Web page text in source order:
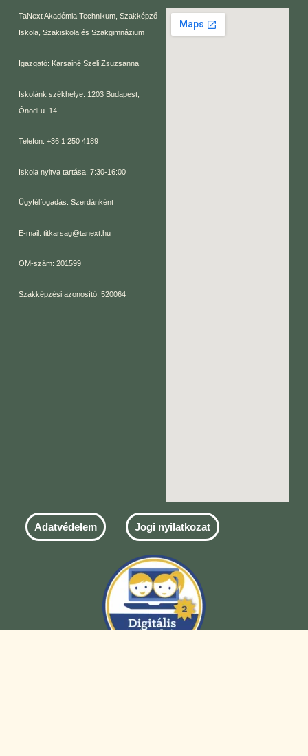
TaNext Akadémia Technikum, Szakképző
Iskola, Szakiskola és Szakgimnázium
Igazgató: Karsainé Szeli Zsuzsanna
Iskolánk székhelye: 1203 Budapest,
Ónodi u. 14.
Telefon: +36 1 250 4189
Iskola nyitva tartása: 7:30-16:00
Ügyfélfogadás: Szerdánként
E-mail: titkarsag@tanext.hu
OM-szám: 201599
Szakképzési azonosító: 520064
Adatvédelem Jogi nyilatkozat